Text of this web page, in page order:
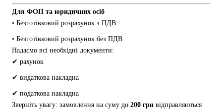
Для ФОП та юридичних осіб
• Безготівковий розрахунок з ПДВ
• Безготівковий розрахунок без ПДВ
Надаємо всі необхідні документи:
✔ рахунок
✔ видаткова накладна
✔ податкова накладна
Зверніть увагу: замовлення на суму до 200 грн відправляються